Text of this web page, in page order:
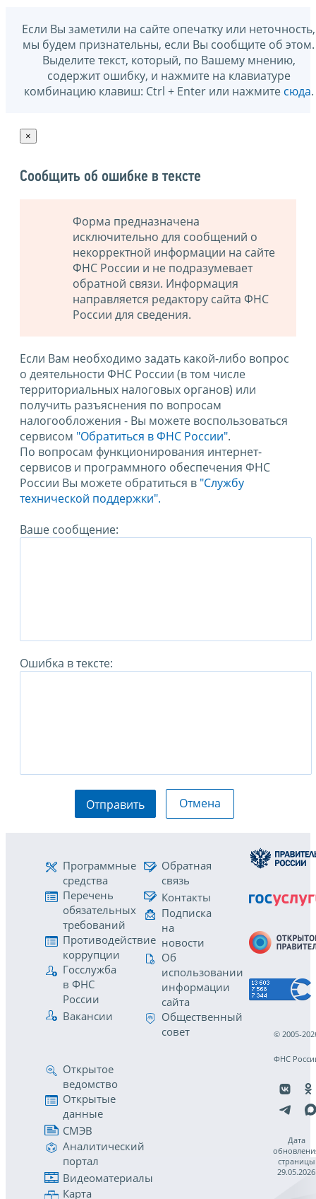
Если Вы заметили на сайте опечатку или неточность,
мы будем признательны, если Вы сообщите об этом.
Выделите текст, который, по Вашему мнению,
содержит ошибку, и нажмите на клавиатуре
комбинацию клавиш: Ctrl + Enter или нажмите сюда.
×
Сообщить об ошибке в тексте
Форма предназначена
исключительно для сообщений о
некорректной информации на сайте
ФНС России и не подразумевает
обратной связи. Информация
направляется редактору сайта ФНС
России для сведения.
Если Вам необходимо задать какой-либо вопрос
о деятельности ФНС России (в том числе
территориальных налоговых органов) или
получить разъяснения по вопросам
налогообложения - Вы можете воспользоваться
сервисом "Обратиться в ФНС России".
По вопросам функционирования интернет-
сервисов и программного обеспечения ФНС
России Вы можете обратиться в "Службу
технической поддержки".
Ваше сообщение:
Ошибка в тексте:
Отправить Отмена
Программные
средства
Перечень
обязательных
требований
Противодействие
коррупции
Госслужба
в ФНС
России
Вакансии
Обратная
связь
Контакты
Подписка
на
новости
Об
использовании
информации
сайта
Общественный
совет
Открытое
ведомство
Открытые
данные
СМЭВ
Аналитический
портал
Видеоматериалы
Карта
© 2005-
ФНС
Дата
страницы
29.05.2026